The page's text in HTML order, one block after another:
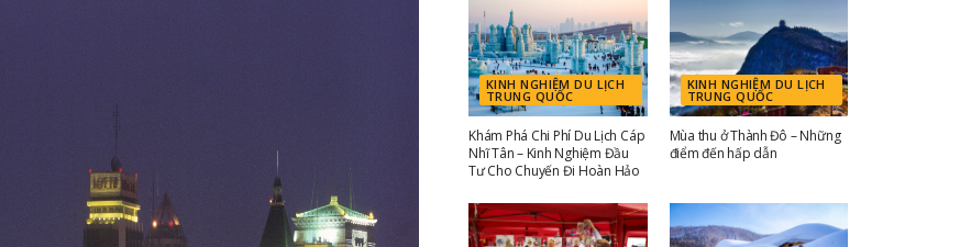
KINH NGHIỆM DU LỊCH
TRUNG QUỐC
Khám Phá Chi Phí Du Lịch Cáp
Nhĩ Tân – Kinh Nghiệm Đầu
Tư Cho Chuyến Đi Hoàn Hảo
KINH NGHIỆM DU LỊCH
TRUNG QUỐC
Mùa thu ở Thành Đô – Những
điểm đến hấp dẫn